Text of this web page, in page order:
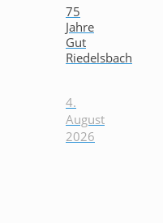
75
Jahre
Gut
Riedelsbach
4.
August
2026